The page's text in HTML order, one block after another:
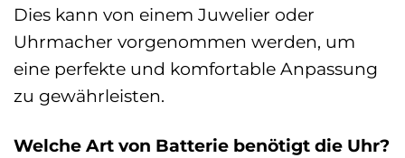
Dies kann von einem Juwelier oder
Uhrmacher vorgenommen werden, um
eine perfekte und komfortable Anpassung
zu gewährleisten.
Welche Art von Batterie benötigt die Uhr?